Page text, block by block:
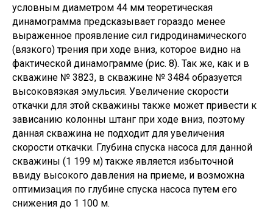
условным диаметром 44 мм теоретическая
динамограмма предсказывает гораздо менее
выраженное проявление сил гидродинамического
(вязкого) трения при ходе вниз, которое видно на
фактической динамограмме (рис. 8). Так же, как и в
скважине № 3823, в скважине № 3484 образуется
высоковязкая эмульсия. Увеличение скорости
откачки для этой скважины также может привести к
зависанию колонны штанг при ходе вниз, поэтому
данная скважина не подходит для увеличения
скорости откачки. Глубина спуска насоса для данной
скважины (1 199 м) также является избыточной
ввиду высокого давления на приеме, и возможна
оптимизация по глубине спуска насоса путем его
снижения до 1 100 м.